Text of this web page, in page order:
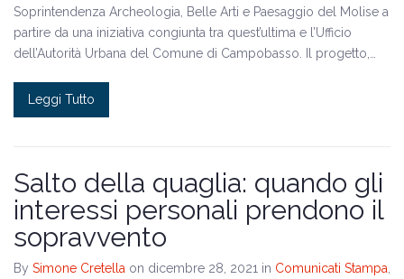
Soprintendenza Archeologia, Belle Arti e Paesaggio del Molise a
partire da una iniziativa congiunta tra quest’ultima e l’Ufficio
dell’Autorità Urbana del Comune di Campobasso. Il progetto,…
Leggi Tutto
Salto della quaglia: quando gli
interessi personali prendono il
sopravvento
By Simone Cretella on dicembre 28, 2021 in Comunicati Stampa